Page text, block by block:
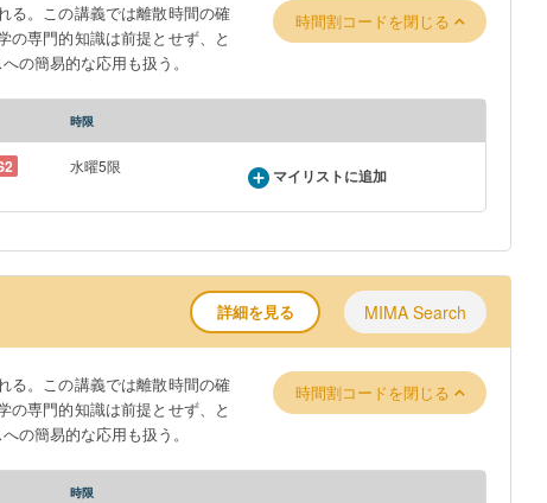
る。この講義では離散時間の確
の専門的知識は前提とせず、と
の簡易的な応用も扱う。
時間割コードを閉じる
時限
水曜5限 マイリストに追加
詳細を見る MIMA Search
る。この講義では離散時間の確
の専門的知識は前提とせず、と
の簡易的な応用も扱う。
時間割コードを閉じる
時限